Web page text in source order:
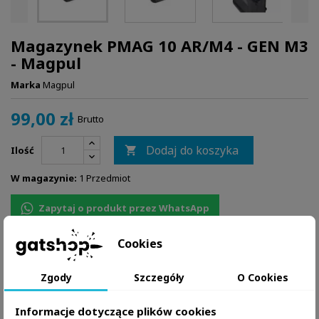
Magazynek PMAG 10 AR/M4 - GEN M3
- Magpul
Marka Magpul
99,00 zł Brutto
Ilość  Dodaj do koszyka
W magazynie: 1 Przedmiot
Zapytaj o produkt przez WhatsApp
Cookies
Zgody Szczegóły O Cookies
Informacje dotyczące plików cookies